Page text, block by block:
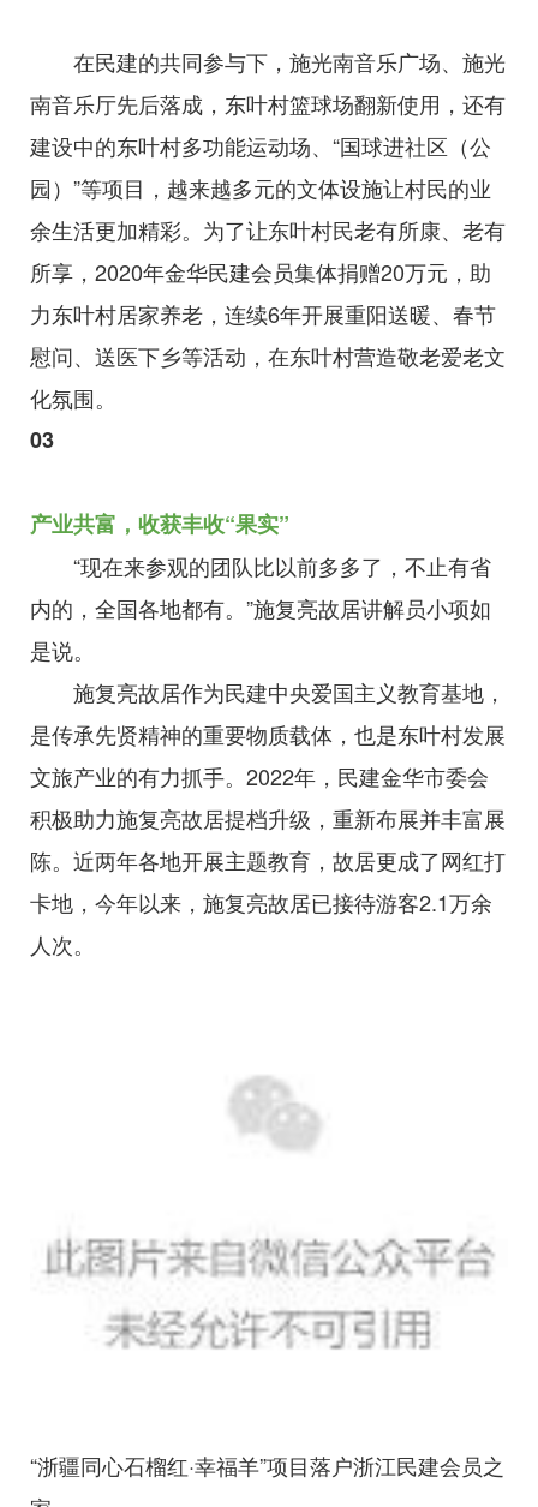
在民建的共同参与下，施光南音乐广场、施光
南音乐厅先后落成，东叶村篮球场翻新使用，还有
建设中的东叶村多功能运动场、“国球进社区（公
园）”等项目，越来越多元的文体设施让村民的业
余生活更加精彩。为了让东叶村民老有所康、老有
所享，2020年金华民建会员集体捐赠20万元，助
力东叶村居家养老，连续6年开展重阳送暖、春节
慰问、送医下乡等活动，在东叶村营造敬老爱老文
化氛围。
03
产业共富，收获丰收“果实”
“现在来参观的团队比以前多多了，不止有省
内的，全国各地都有。”施复亮故居讲解员小项如
是说。
施复亮故居作为民建中央爱国主义教育基地，
是传承先贤精神的重要物质载体，也是东叶村发展
文旅产业的有力抓手。2022年，民建金华市委会
积极助力施复亮故居提档升级，重新布展并丰富展
陈。近两年各地开展主题教育，故居更成了网红打
卡地，今年以来，施复亮故居已接待游客2.1万余
人次。
“浙疆同心石榴红·幸福羊”项目落户浙江民建会员之